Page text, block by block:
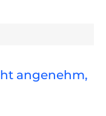
angenehm,